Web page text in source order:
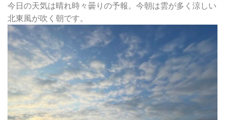
今日の天気は晴れ時々曇りの予報。今朝は雲が多く涼しい
北東風が吹く朝です。